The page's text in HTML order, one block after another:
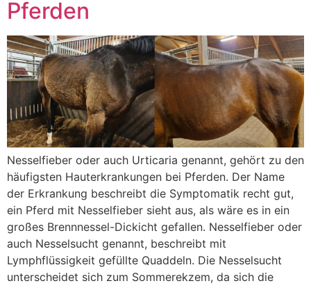
Pferden
Nesselfieber oder auch Urticaria genannt, gehört zu den
häufigsten Hauterkrankungen bei Pferden. Der Name
der Erkrankung beschreibt die Symptomatik recht gut,
ein Pferd mit Nesselfieber sieht aus, als wäre es in ein
großes Brennnessel-Dickicht gefallen. Nesselfieber oder
auch Nesselsucht genannt, beschreibt mit
Lymphflüssigkeit gefüllte Quaddeln. Die Nesselsucht
unterscheidet sich zum Sommerekzem, da sich die